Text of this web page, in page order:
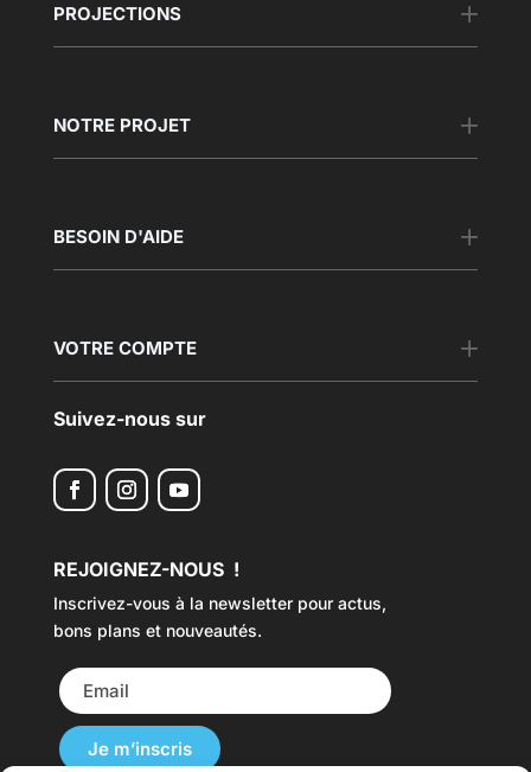
PROJECTIONS
NOTRE PROJET
BESOIN D'AIDE
VOTRE COMPTE
Suivez-nous sur
REJOIGNEZ-NOUS !
Inscrivez-vous à la newsletter pour actus,
bons plans et nouveautés.